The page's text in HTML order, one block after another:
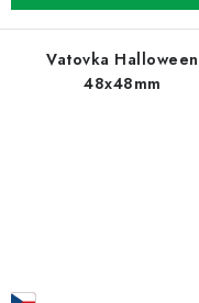
Vatovka Halloween
48x48mm